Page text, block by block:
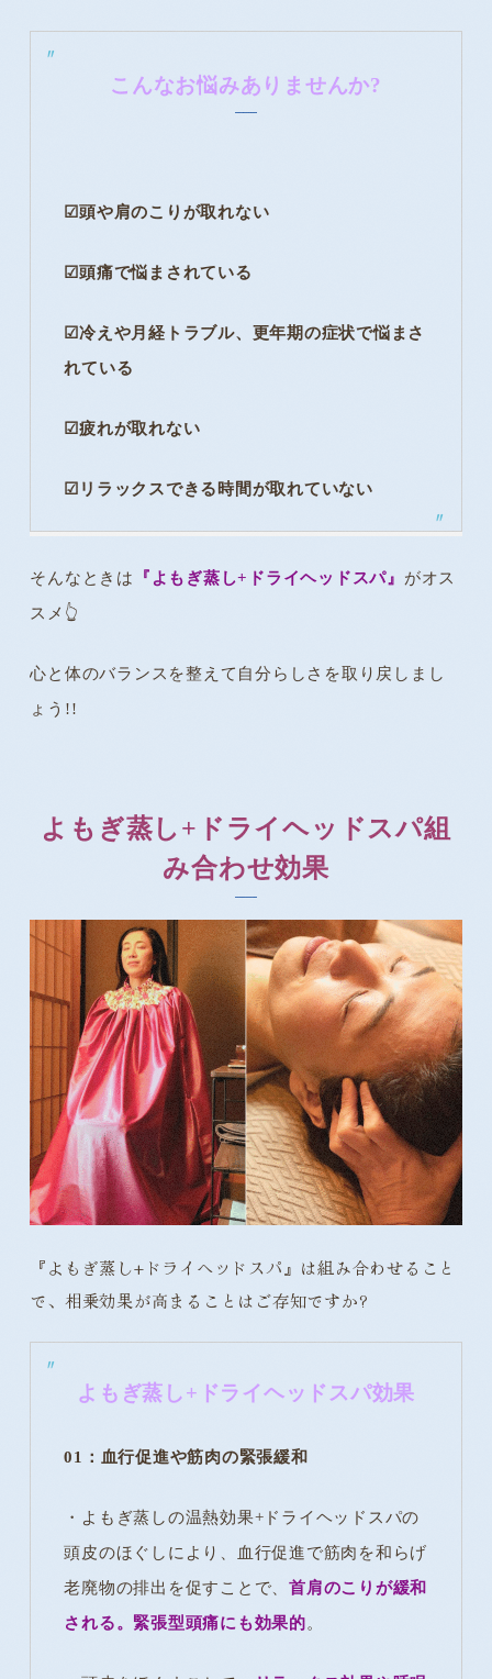
こんなお悩みありませんか?
☑頭や肩のこりが取れない
☑頭痛で悩まされている
☑冷えや月経トラブル、更年期の症状で悩まさ
れている
☑疲れが取れない
☑リラックスできる時間が取れていない
そんなときは 『よもぎ蒸し+ドライヘッドスパ』 がオス
スメ👆️
心と体のバランスを整えて自分らしさを取り戻しまし
ょう!!
よもぎ蒸し+ドライヘッドスパ組
み合わせ効果
『よもぎ蒸し+ドライヘッドスパ』は組み合わせること
で、相乗効果が高まることはご存知ですか?
よもぎ蒸し+ドライヘッドスパ効果
01：血行促進や筋肉の緊張緩和
・よもぎ蒸しの温熱効果+ドライヘッドスパの
頭皮のほぐしにより、血行促進で筋肉を和らげ
老廃物の排出を促すことで、首肩のこりが緩和
される。緊張型頭痛にも効果的。